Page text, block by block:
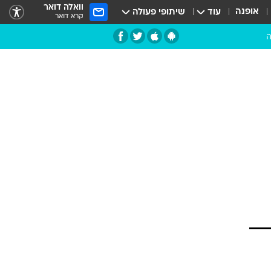
אופנה עוד שיתופי פעולה וואלה דואר
קרא דואר